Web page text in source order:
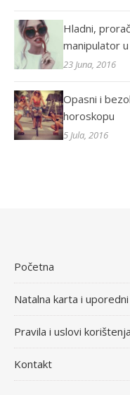
Hladni,
manipulator
23 Juna, 2016
Opasni i
horoskopu
5 Jula, 2016
Početna
Natalna karta i
Pravila i uslovi korištenja
Kontakt